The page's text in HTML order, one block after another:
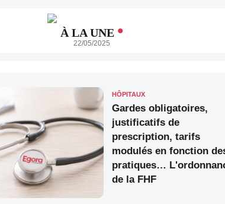
À LA UNE •
22/05/2025
HÔPITAUX
Gardes obligatoires,
justificatifs de
prescription, tarifs
modulés en fonction
pratiques…
de la FHF